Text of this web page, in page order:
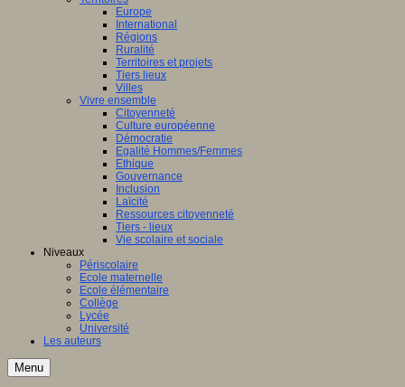
Europe
International
Régions
Ruralité
Territoires et projets
Tiers lieux
Villes
Vivre ensemble
Citoyenneté
Culture européenne
Démocratie
Egalité Hommes/Femmes
Ethique
Gouvernance
Inclusion
Laïcité
Ressources citoyenneté
Tiers - lieux
Vie scolaire et sociale
Niveaux
Périscolaire
Ecole maternelle
Ecole élémentaire
Collège
Lycée
Université
Les auteurs
Menu